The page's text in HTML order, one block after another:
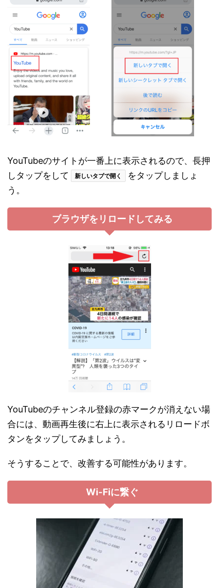
YouTubeのサイトが一番上に表示されるので、長押
しタップをして
新しいタブで開く
をタップしましょ
う。
ブラウザをリロードしてみる
YouTubeのチャンネル登録の赤マークが消えない場
合には、動画再生後に右上に表示されるリロードボ
タンをタップしてみましょう。
そうすることで、改善する可能性があります。
Wi-Fiに繋ぐ